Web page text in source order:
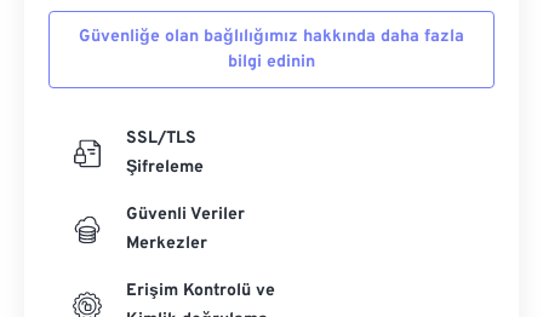
Güvenliğe olan bağlılığımız hakkında daha fazla
bilgi edinin
SSL/TLS
Şifreleme
Güvenli Veriler
Merkezler
Erişim Kontrolü ve